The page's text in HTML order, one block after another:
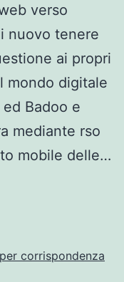
verso
nuovo tenere
ai propri
mondo digitale
Badoo e
mediante rso
mobile delle…
corrispondenza